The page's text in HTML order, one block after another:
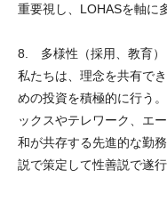
重要視し、LOHASを軸に
8. 多様性（採用、教育）
私たちは、理念を共有で
めの投資を積極的に行う
ックスやテレワーク、エ
和が共存する先進的な勤
説で策定して性善説で遂行